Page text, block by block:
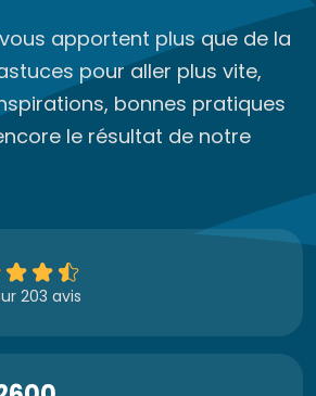
apportent plus que de la
pour aller plus vite,
bonnes pratiques
le résultat de notre
203 avis